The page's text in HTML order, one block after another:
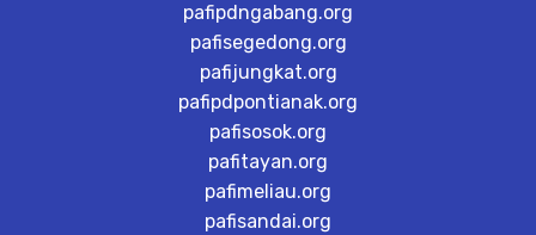
pafipdngabang.org
pafisegedong.org
pafijungkat.org
pafipdpontianak.org
pafisosok.org
pafitayan.org
pafimeliau.org
pafisandai.org